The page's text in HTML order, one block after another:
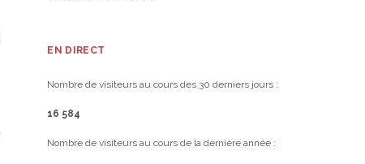
EN DIRECT
Nombre de visiteurs au cours des 30 derniers jours :
16 584
Nombre de visiteurs au cours de la dernière année :